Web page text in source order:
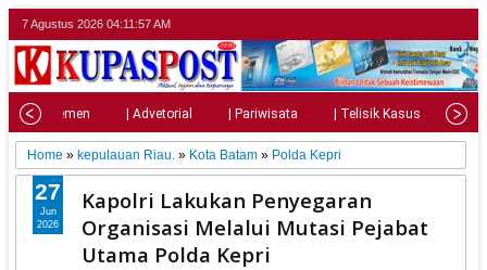
7 Agustus 2026 04:11:58 AM
| Parlemen | Advetorial | Pariwisata | Telisik Kasus |
Home » kepulauan Riau. » Kota Batam » Polda Kepri
Kapolri Lakukan Penyegaran
Organisasi Melalui Mutasi Pejabat
Utama Polda Kepri
27
Jun
2026